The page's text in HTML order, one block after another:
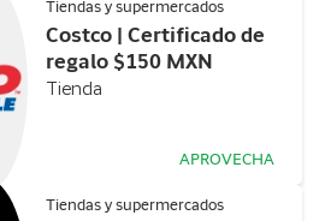
Tiendas y supermercados
Costco | Certificado de
regalo $150 MXN
Tienda
APROVECHA
Tiendas y supermercados